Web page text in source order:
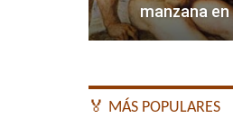
manzana
🏅 MÁS POPULARES